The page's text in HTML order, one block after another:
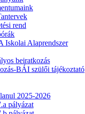
rend
Iskolai Alaprendszer
beiratkozás
BÁI szülői tájékoztató
2025-2026
pályázat